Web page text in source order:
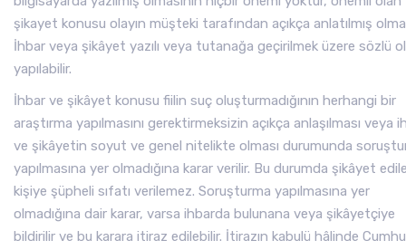
şikayet konusu olayın müşteki tarafından açıkça anlatılmış
İhbar veya şikâyet yazılı veya tutanağa geçirilmek üzere sözlü
yapılabilir.
İhbar ve şikâyet konusu fiilin suç oluşturmadığının herhangi bir
araştırma yapılmasını gerektirmeksizin açıkça anlaşılması veya
ve şikâyetin soyut ve genel nitelikte olması durumunda
yapılmasına yer olmadığına karar verilir. Bu durumda şikâyet
kişiye şüpheli sıfatı verilemez. Soruşturma yapılmasına yer
olmadığına dair karar, varsa ihbarda bulunana veya şikâyetçiye
bildirilir ve bu karara itiraz edilebilir. İtirazın kabulü hâlinde